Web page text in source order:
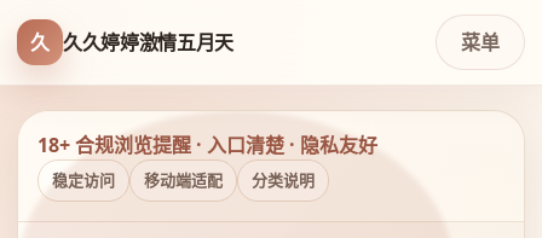
久 久久婷婷激情五月天 菜单
18+ 合规浏览提醒 · 入口清楚 · 隐私友好
稳定访问 移动端适配 分类说明